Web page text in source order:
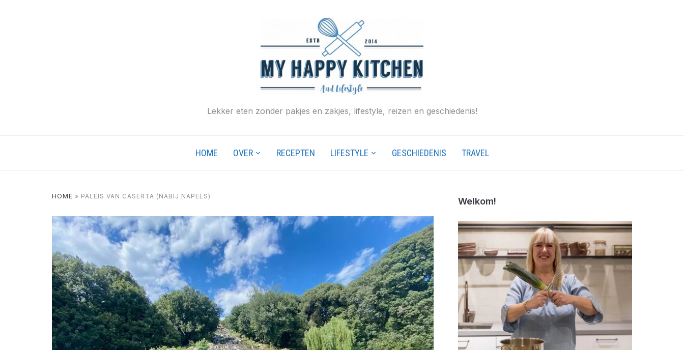
Lekker eten zonder pakjes en zakjes, lifestyle, reizen en geschiedenis!
HOME OVER RECEPTEN LIFESTYLE GESCHIEDENIS TRAVEL
HOME » PALEIS VAN CASERTA (NABIJ NAPELS) Welkom!